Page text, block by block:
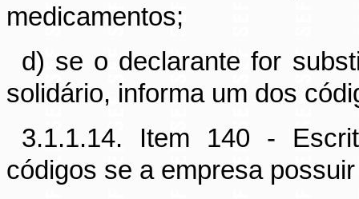
medicamentos;
d) se o declarante for
solidário, informa um dos
3.1.1.14. Item 140 -
códigos se a empresa